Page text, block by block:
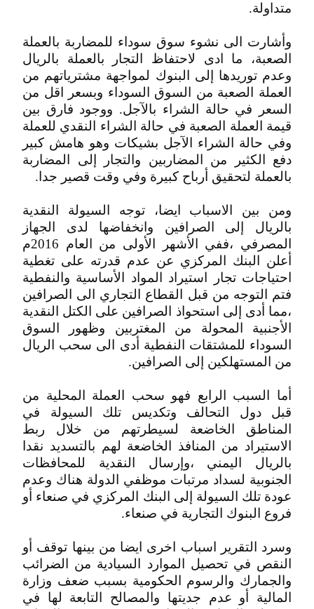
متداولة.
وأشارت الى نشوء سوق سوداء للمضاربة بالعملة
الصعبة، ما ادى لاحتفاظ التجار بالعملة بالريال
وعدم توريدها إلى البنوك لمواجهة مشترياتهم من
العملة الصعبة من السوق السوداء وبسعر اقل من
السعر في حالة الشراء بالآجل. ووجود فارق بين
قيمة العملة الصعبة في حالة الشراء النقدي للعملة
وفي حالة الشراء الآجل بشيكات وهو هامش كبير
دفع الكثير من المضاربين والتجار إلى المضاربة
بالعملة لتحقيق أرباح كبيرة وفي وقت قصير جدا.
ومن بين الاسباب ايضا، توجه السيولة النقدية
بالريال إلى الصرافين وانخفاضها لدى الجهاز
المصرفي ،ففي الأشهر الأولى من العام 2016م
أعلن البنك المركزي عن عدم قدرته على تغطية
احتياجات تجار استيراد المواد الأساسية والنفطية
فتم التوجه من قبل القطاع التجاري الى الصرافين
،مما أدى إلى استحواذ الصرافين على الكتل النقدية
الأجنبية المحولة من المغتربين وظهور السوق
السوداء للمشتقات النفطية أدى الى سحب الريال
من المستهلكين إلى الصرافين.
أما السبب الرابع فهو سحب العملة المحلية من
قبل دول التحالف وتكديس تلك السيولة في
المناطق الخاضعة لسيطرتهم من خلال ربط
الاستيراد من المنافذ الخاضعة لهم بالتسديد نقدا
بالريال اليمني ،وإرسال النقدية للمحافظات
الجنوبية لسداد مرتبات موظفي الدولة هناك وعدم
عودة تلك السيولة إلى البنك المركزي في صنعاء أو
فروع البنوك التجارية في صنعاء.
وسرد التقرير اسباب اخرى ايضا من بينها توقف أو
النقص في تحصيل الموارد السيادية من الضرائب
والجمارك والرسوم الحكومية بسبب ضعف وزارة
المالية أو عدم جديتها والمصالح التابعة لها في